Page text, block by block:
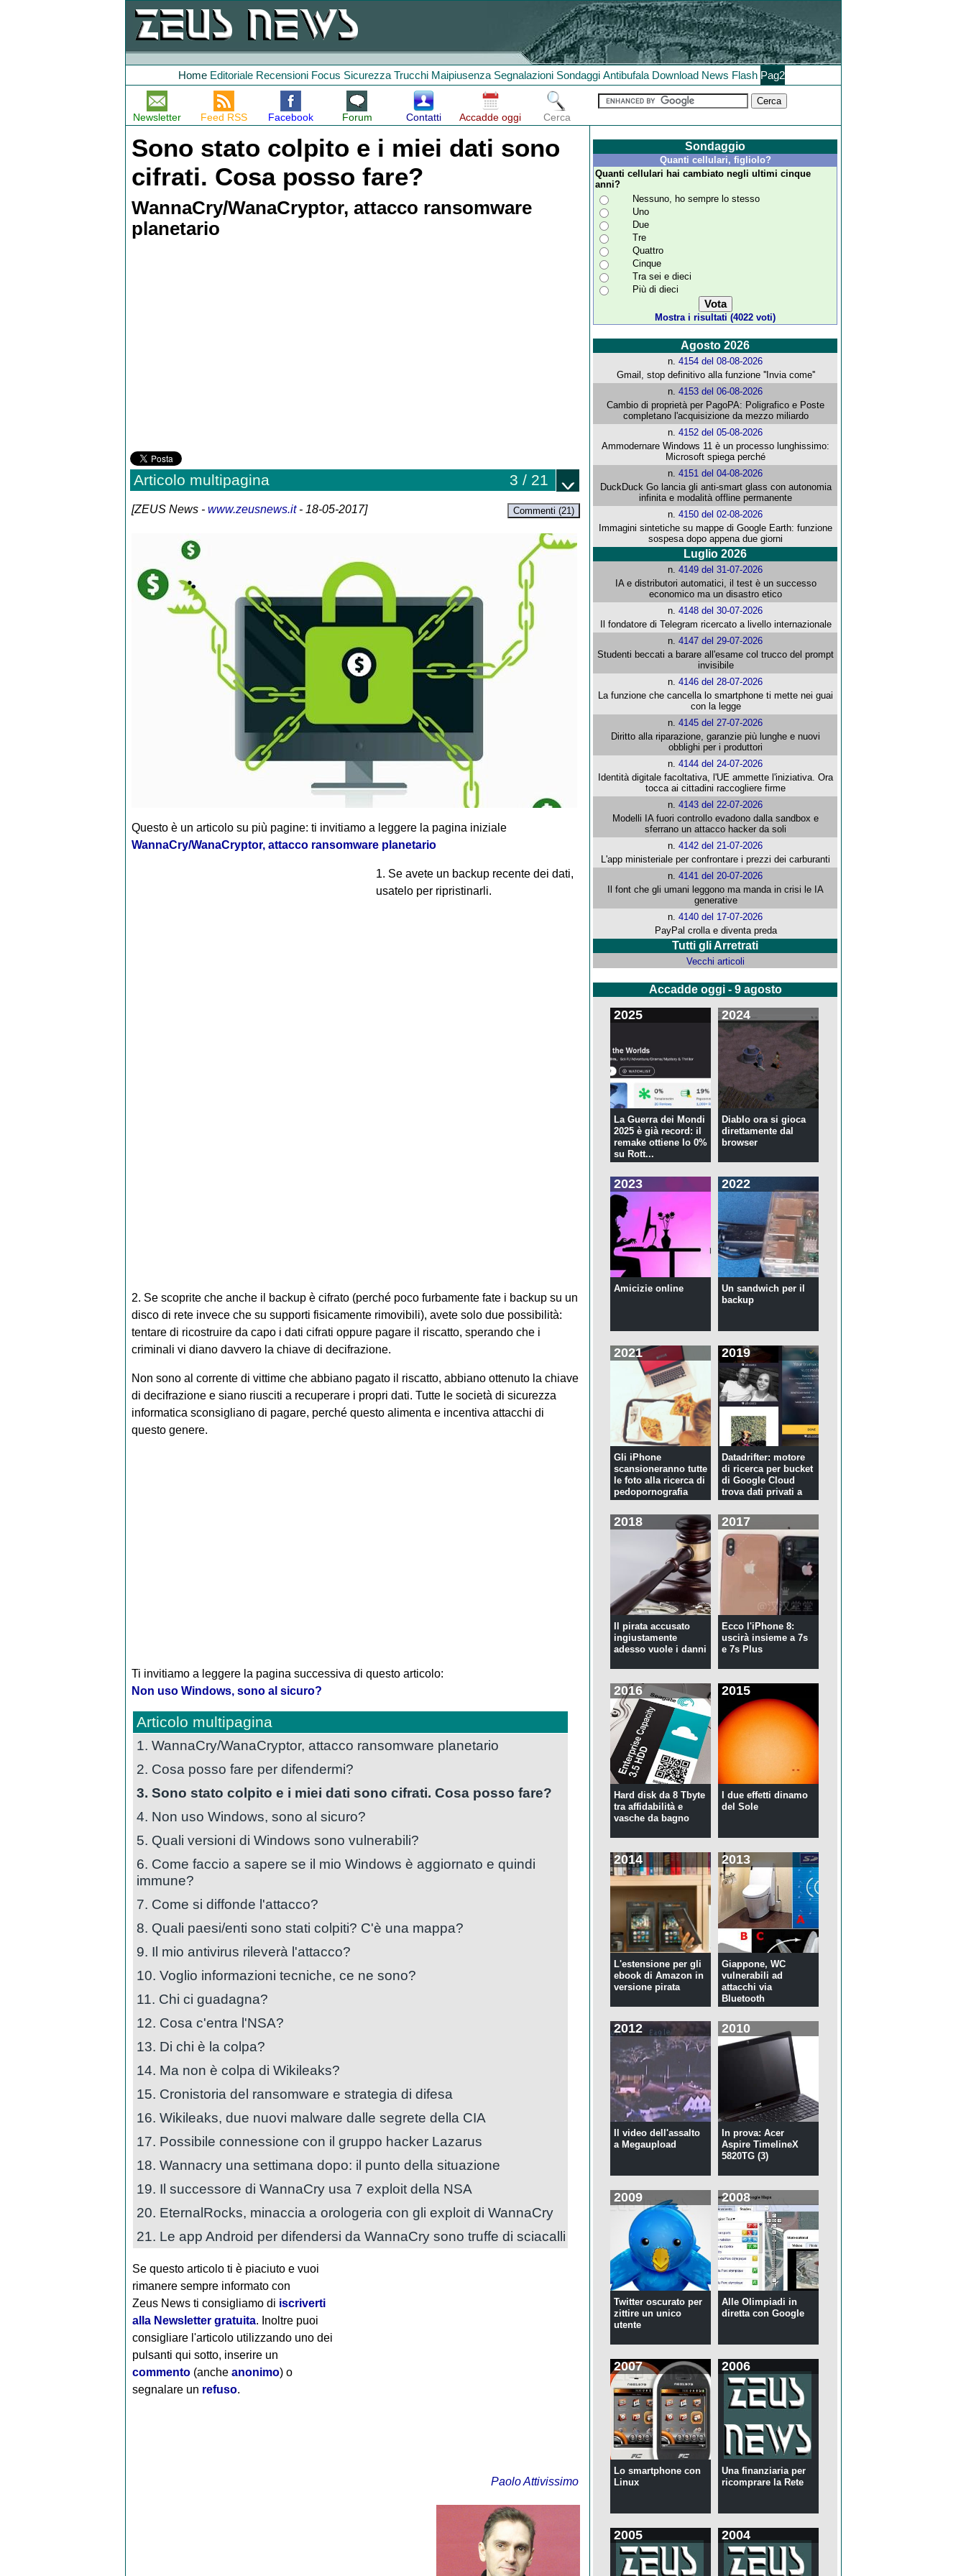
Home Editoriale Recensioni Focus Sicurezza Trucchi Maipiusenza Segnalazioni Sondaggi Antibufala Download News Flash Pag2
Newsletter Feed RSS Facebook Forum Contatti Accadde oggi Cerca
Sono stato colpito e i miei dati sono
cifrati. Cosa posso fare?
WannaCry/WanaCryptor, attacco ransomware
planetario
Articolo multipagina 3 / 21
[ZEUS News- www.zeusnews.it- 18-05-2017] Commenti (21)
Questo è un articolo su più pagine: ti invitiamo a leggere la pagina iniziale
WannaCry/WanaCryptor, attacco ransomware planetario
1. Se avete un backup recente dei dati,
usatelo per ripristinarli.
2. Se scoprite che anche il backup è cifrato (perché poco furbamente fate i backup su un
disco di rete invece che su supporti fisicamente rimovibili), avete solo due possibilità:
tentare di ricostruire da capo i dati cifrati oppure pagare il riscatto, sperando che i
criminali vi diano davvero la chiave di decifrazione.
Non sono al corrente di vittime che abbiano pagato il riscatto, abbiano ottenuto la chiave
di decifrazione e siano riusciti a recuperare i propri dati. Tutte le società di sicurezza
informatica sconsigliano di pagare, perché questo alimenta e incentiva attacchi di
questo genere.
Ti invitiamo a leggere la pagina successiva di questo articolo:
Non uso Windows, sono al sicuro?
Articolo multipagina
1. WannaCry/WanaCryptor, attacco ransomware planetario
2. Cosa posso fare per difendermi?
3. Sono stato colpito e i miei dati sono cifrati. Cosa posso fare?
4. Non uso Windows, sono al sicuro?
5. Quali versioni di Windows sono vulnerabili?
6. Come faccio a sapere se il mio Windows è aggiornato e quindi
immune?
7. Come si diffonde l'attacco?
8. Quali paesi/enti sono stati colpiti? C'è una mappa?
9. Il mio antivirus rileverà l'attacco?
10. Voglio informazioni tecniche, ce ne sono?
11. Chi ci guadagna?
12. Cosa c'entra l'NSA?
13. Di chi è la colpa?
14. Ma non è colpa di Wikileaks?
15. Cronistoria del ransomware e strategia di difesa
16. Wikileaks, due nuovi malware dalle segrete della CIA
17. Possibile connessione con il gruppo hacker Lazarus
18. Wannacry una settimana dopo: il punto della situazione
19. Il successore di WannaCry usa 7 exploit della NSA
20. EternalRocks, minaccia a orologeria con gli exploit di WannaCry
21. Le app Android per difendersi da WannaCry sono truffe di sciacalli
Se questo articolo ti è piaciuto e vuoi
rimanere sempre informato con
Zeus News ti consigliamo di iscriverti
alla Newsletter gratuita. Inoltre puoi
consigliare l'articolo utilizzando uno dei
pulsanti qui sotto, inserire un
commento(anche anonimo) o
segnalare un refuso.
Paolo Attivissimo
Sondaggio
Quanti cellulari, figliolo?
Quanti cellulari hai cambiato negli ultimi cinque
anni?
Nessuno, ho sempre lo stesso
Uno
Due
Tre
Quattro
Cinque
Tra sei e dieci
Più di dieci
Mostra i risultati (4022 voti)
Agosto 2026
n.4154 del 08-08-2026
Gmail, stop definitivo alla funzione ''Invia come''
n.4153 del 06-08-2026
Cambio di proprietà per PagoPA: Poligrafico e Poste
completano l'acquisizione da mezzo miliardo
n.4152 del 05-08-2026
Ammodernare Windows 11 è un processo lunghissimo:
Microsoft spiega perché
n.4151 del 04-08-2026
DuckDuck Go lancia gli anti-smart glass con autonomia
infinita e modalità offline permanente
n.4150 del 02-08-2026
Immagini sintetiche su mappe di Google Earth: funzione
sospesa dopo appena due giorni
Luglio 2026
n.4149 del 31-07-2026
IA e distributori automatici, il test è un successo
economico ma un disastro etico
n.4148 del 30-07-2026
Il fondatore di Telegram ricercato a livello internazionale
n.4147 del 29-07-2026
Studenti beccati a barare all'esame col trucco del prompt
invisibile
n.4146 del 28-07-2026
La funzione che cancella lo smartphone ti mette nei guai
con la legge
n.4145 del 27-07-2026
Diritto alla riparazione, garanzie più lunghe e nuovi
obblighi per i produttori
n.4144 del 24-07-2026
Identità digitale facoltativa, l'UE ammette l'iniziativa. Ora
tocca ai cittadini raccogliere firme
n.4143 del 22-07-2026
Modelli IA fuori controllo evadono dalla sandbox e
sferrano un attacco hacker da soli
n.4142 del 21-07-2026
L'app ministeriale per confrontare i prezzi dei carburanti
n.4141 del 20-07-2026
Il font che gli umani leggono ma manda in crisi le IA
generative
n.4140 del 17-07-2026
PayPal crolla e diventa preda
Tutti gli Arretrati
Vecchi articoli
Accadde oggi - 9 agosto
2025
La Guerra dei Mondi
2025 è già record: il
remake ottiene lo 0%
su Rott...
2024
Diablo ora si gioca
direttamente dal
browser
2023
Amicizie online
2022
Un sandwich per il
backup
2021
Gli iPhone
scansioneranno tutte
le foto alla ricerca di
pedopornografia
2019
Datadrifter: motore
di ricerca per bucket
di Google Cloud
trova dati privati a
p...
2018
Il pirata accusato
ingiustamente
adesso vuole i danni
2017
Ecco l'iPhone 8:
uscirà insieme a 7s
e 7s Plus
2016
Hard disk da 8 Tbyte
tra affidabilità e
vasche da bagno
2015
I due effetti dinamo
del Sole
2014
L'estensione per gli
ebook di Amazon in
versione pirata
2013
Giappone, WC
vulnerabili ad
attacchi via
Bluetooth
2012
Il video dell'assalto
a Megaupload
2010
In prova: Acer
Aspire TimelineX
5820TG (3)
2009
Twitter oscurato per
zittire un unico
utente
2008
Alle Olimpiadi in
diretta con Google
2007
Lo smartphone con
Linux
2006
Una finanziaria per
ricomprare la Rete
2005 2004